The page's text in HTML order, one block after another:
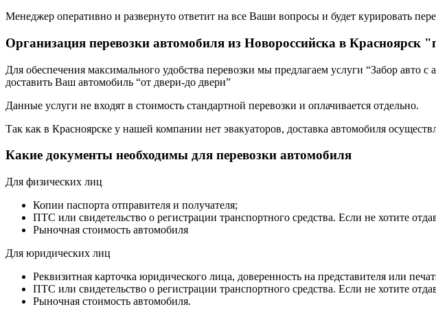
Менеджер оперативно и развернуто ответит на все Ваши вопросы и будет курировать
Организация перевозки автомобиля из Новороссийска в Красноярск
Для обеспечения максимального удобства перевозки мы предлагаем услуги “Забор авто
доставить Ваш автомобиль “от двери-до двери”
Данные услуги не входят в стоимость стандартной перевозки и оплачивается отдельно.
Так как в Красноярске у нашей компании нет эвакуаторов, доставка автомобиля
Какие документы необходимы для перевозки автомобиля
Для физических лиц
Копии паспорта отправителя и получателя;
ПТС или свидетельство о регистрации транспортного средства. Если не хотите
Рыночная стоимость автомобиля
Для юридических лиц
Реквизитная карточка юридического лица, доверенность на представителя или
ПТС или свидетельство о регистрации транспортного средства. Если не хотите
Рыночная стоимость автомобиля.